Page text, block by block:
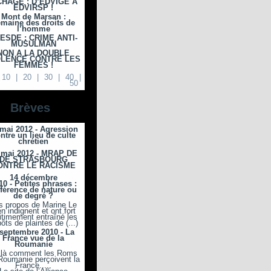
EDVIRSP !
Mont de Marsan :
des droits de
l’homme
: CRIME ANTI-
MUSULMAN
A LA DOUBLE
CONTRE LES
FEMMES !
10
20 30 40
50
Brèves
2012 - Agression
un lieu de culte
chrétien
2012 - MRAP DE
STRASBOURG
LE RACISME
14 décembre
- Petites phrases :
de nature ou
de degré ?
propos de Marine Le
indignent et ont fort
entraîné les
de plaintes de (...)
2010 - La
France vue de la
Roumanie
comment les Roms
perçoivent la
France.....